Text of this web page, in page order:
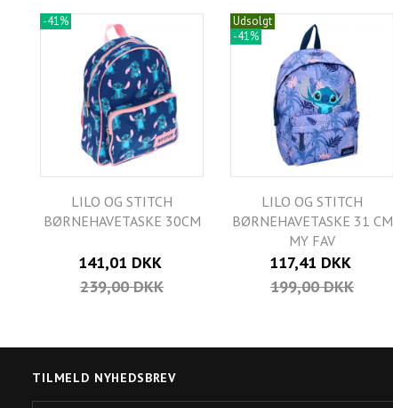
-41%
LILO OG STITCH
BØRNEHAVETASKE 30CM
141,01 DKK
239,00 DKK
Udsolgt
-41%
LILO OG STITCH
BØRNEHAVETASKE 31 CM
MY FAV
117,41 DKK
199,00 DKK
TILMELD NYHEDSBREV